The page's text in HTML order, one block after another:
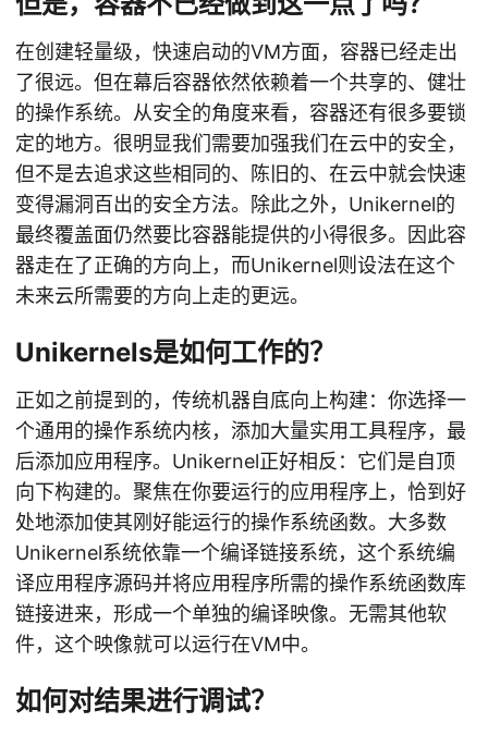
在创建轻量级，快速启动的VM方面，容器已经走出
了很远。但在幕后容器依然依赖着一个共享的、健壮
的操作系统。从安全的角度来看，容器还有很多要锁
定的地方。很明显我们需要加强我们在云中的安全，
但不是去追求这些相同的、陈旧的、在云中就会快速
变得漏洞百出的安全方法。除此之外，Unikernel的
最终覆盖面仍然要比容器能提供的小得很多。因此容
器走在了正确的方向上，而Unikernel则设法在这个
未来云所需要的方向上走的更远。
Unikernels是如何工作的？
正如之前提到的，传统机器自底向上构建：你选择一
个通用的操作系统内核，添加大量实用工具程序，最
后添加应用程序。Unikernel正好相反：它们是自顶
向下构建的。聚焦在你要运行的应用程序上，恰到好
处地添加使其刚好能运行的操作系统函数。大多数
Unikernel系统依靠一个编译链接系统，这个系统编
译应用程序源码并将应用程序所需的操作系统函数库
链接进来，形成一个单独的编译映像。无需其他软
件，这个映像就可以运行在VM中。
如何对结果进行调试？